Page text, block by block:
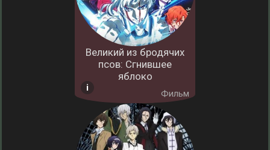
Великий из бродячих
псов: Сгнившее
яблоко
Фильм